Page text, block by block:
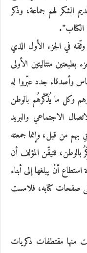
الشكر لهم جماعة، وذكر
في الجزء الأول الذي
متتاليتين الأولى
وأصدقاء جدد عبّروا له
وكل ما يُذّكّرهُم بالوطن
الاجتماعي والبريد
بهم من قبل، وإنما جمعته
فتيقّن المؤلف أن
أنْ يبلغها إلى أبناء
صفحات كتابه، فلامست
منها مقتطفات ذكريات